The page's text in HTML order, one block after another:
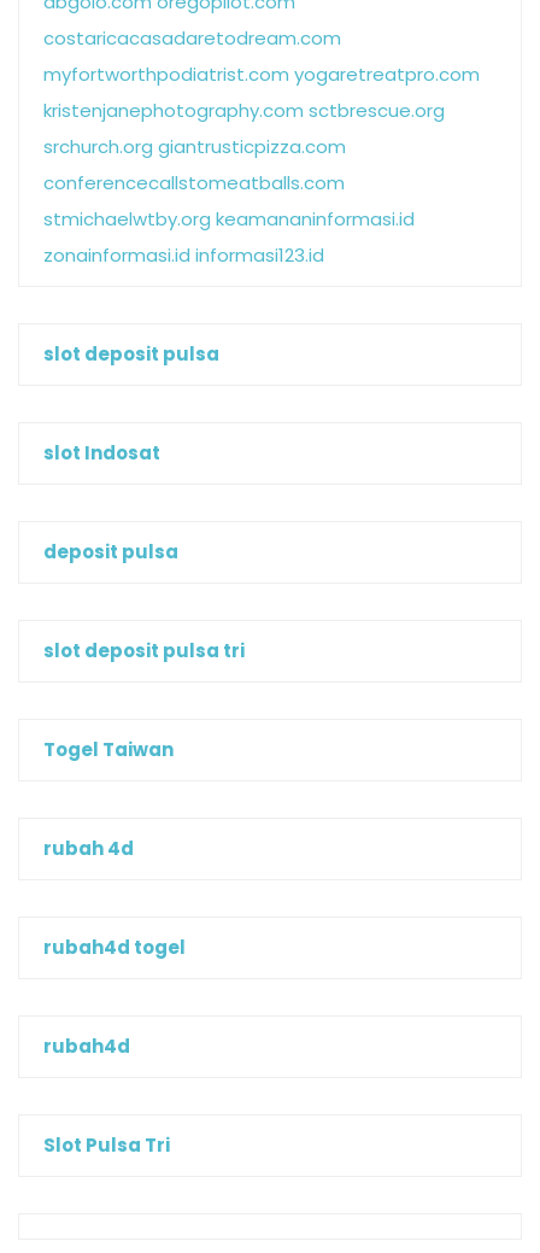
costaricacasadaretodream.com
myfortworthpodiatrist.com yogaretreatpro.com
kristenjanephotography.com sctbrescue.org
srchurch.org giantrusticpizza.com
conferencecallstomeatballs.com
stmichaelwtby.org keamananinformasi.id
zonainformasi.id informasi123.id
slot deposit pulsa
slot Indosat
deposit pulsa
slot deposit pulsa tri
Togel Taiwan
rubah 4d
rubah4d togel
rubah4d
Slot Pulsa Tri